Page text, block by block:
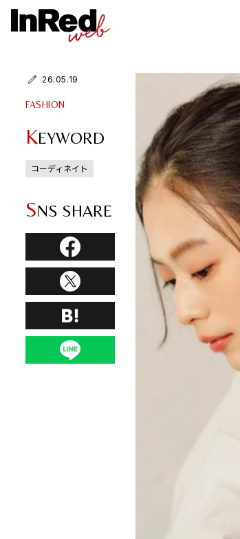
26.05.19
FASHION
KEYWORD
コーディネイト
SNS SHARE